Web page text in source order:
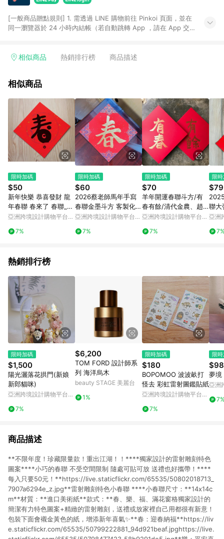
[一般商品贈點規則] 1. 需透過 LINE 購物前往 Pinkoi 頁面，並在
同一瀏覽器於 24 小時內結帳（若自動跳轉 App ，請在 App 交
回饋訂單不得享有 Pinkoi 站方優惠，例如首購優惠，P coins，
行為，不具贈點資格，部分退款不在此限。 6. APP 請更新至
貨後 45 天後發送。 8. 群眾募資商品，禮物卡，開館保證金，補
運費，攤位費等不具贈點資格。 9. LINE 購物站上之商品規格、
顏色、價位、贈品如與 Pinkoi 商品資訊頁及購物車不符，以
Pinkoi 購物商品資訊頁及購物車標示為準。 10. 點數紅包使用規
則請以點數紅包活動說明為準。 11. 若於 LINE 購物前往 Pinkoi
頁面後才首次下載 Pinkoi APP 並完成訂單，不符合導購資格；承
上，首次下載 Pinkoi APP 後，需透過 LINE 購物前往 Pinkoi 頁
相似商品 熱銷排行榜 商品描述
相似商品
限時加碼
$50
新年快樂 恭喜發財 龍
年春聯 春來了 春聯_洛
可可草莓 WELKIN
亞洲跨境設計購物平台
7%
限時加碼
$60
2026蔡老師馬年手寫
春聯金墨斗方 客製化斗
方 創意春聯組合字
亞洲跨境設計購物平台
7%
限時加碼
$70
羊年開運春聯斗方/有
春有餘/清代金農、趙
之謙/15cm
亞洲跨境設計購物平台
7%
限
$79
聯大
亞洲
熱銷排行榜
限時加碼
$1,500
陽光灑落花拱門(新娘
新郎貓咪)
亞洲跨境設計購物平台
7%
$6,200
TOM FORD 設計師系
列 海洋烏木
beauty STAGE 美麗台
1%
限時加碼
$180
BOPOMOO 波波畝打
怪去 彩虹雷射圖鑑貼紙
亞洲跨境設計購物平台
7%
限
夢境
亞洲
商品描述
**不限年度！珍藏限量款！重出江湖！！****獨家設計的雷射雕刻特色
圖案****小巧的春聯 不受空間限制 隨處可貼可放 送禮也好攜帶！****
每入只要50元！**https://live.staticflickr.com/65535/50802018713_
7907a6294e_z.jpg**雷射雕刻特色小春聯 ****小春聯尺寸：**14x14c
m**材質：**進口美術紙**款式：**春、樂、福、滿花窗格獨家設計的
簡潔有力特色圖案+精緻的雷射雕刻，送禮或放家裡自己用都很有新意！
包裝下面會襯金黃色的紙，增添新年喜氣✨**春：迎春納福**https://liv
e.staticflickr.com/65535/50799222881_94d921beaf.jpghttps://live.